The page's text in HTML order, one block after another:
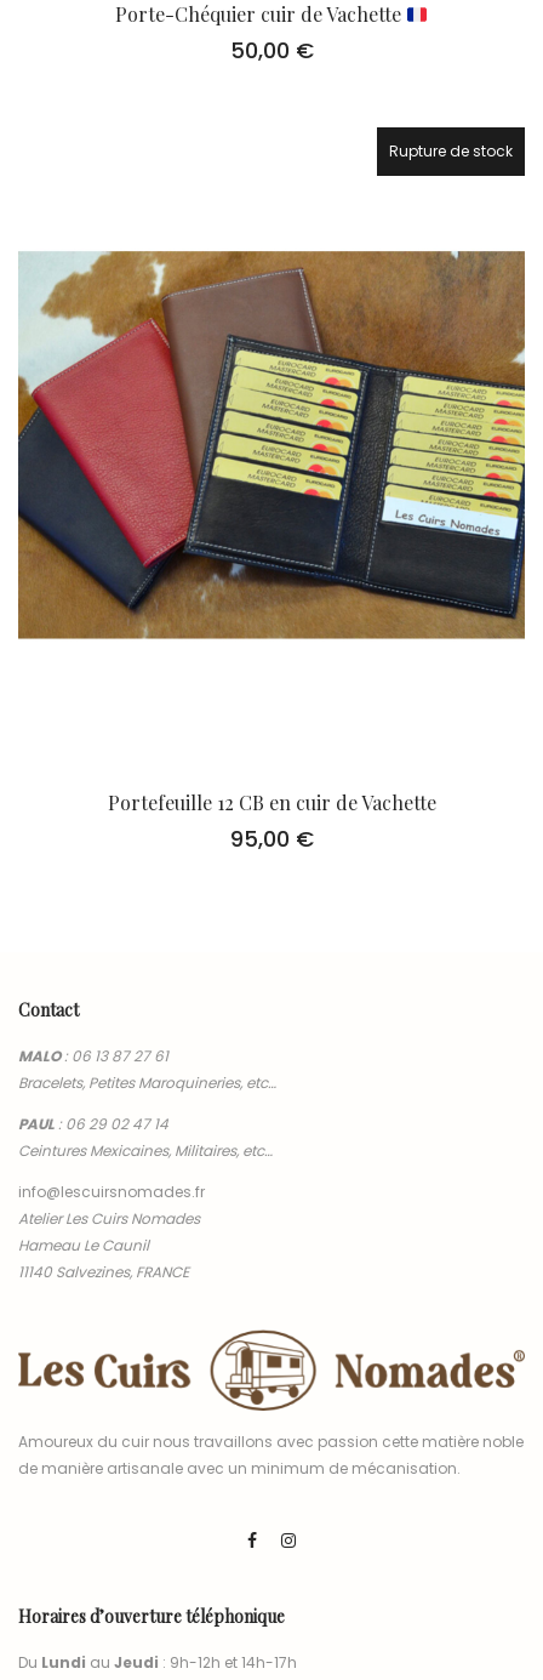
Porte-Chéquier cuir de Vachette
50,00 €
Rupture de stock
Portefeuille 12 CB en cuir de Vachette
95,00 €
Contact
MALO:06 13 87 27 61
Bracelets, Petites Maroquineries, etc…
PAUL:06 29 02 47 14
Ceintures Mexicaines, Militaires, etc…
info@lescuirsnomades.fr
Atelier Les Cuirs Nomades
Hameau Le Caunil
11140 Salvezines, FRANCE
Amoureux du cuir nous travaillons avec passion cette matière noble
de manière artisanale avec un minimum de mécanisation.
Horaires d’ouverture téléphonique
Du Lundi au Jeudi : 9h-12h et 14h-17h